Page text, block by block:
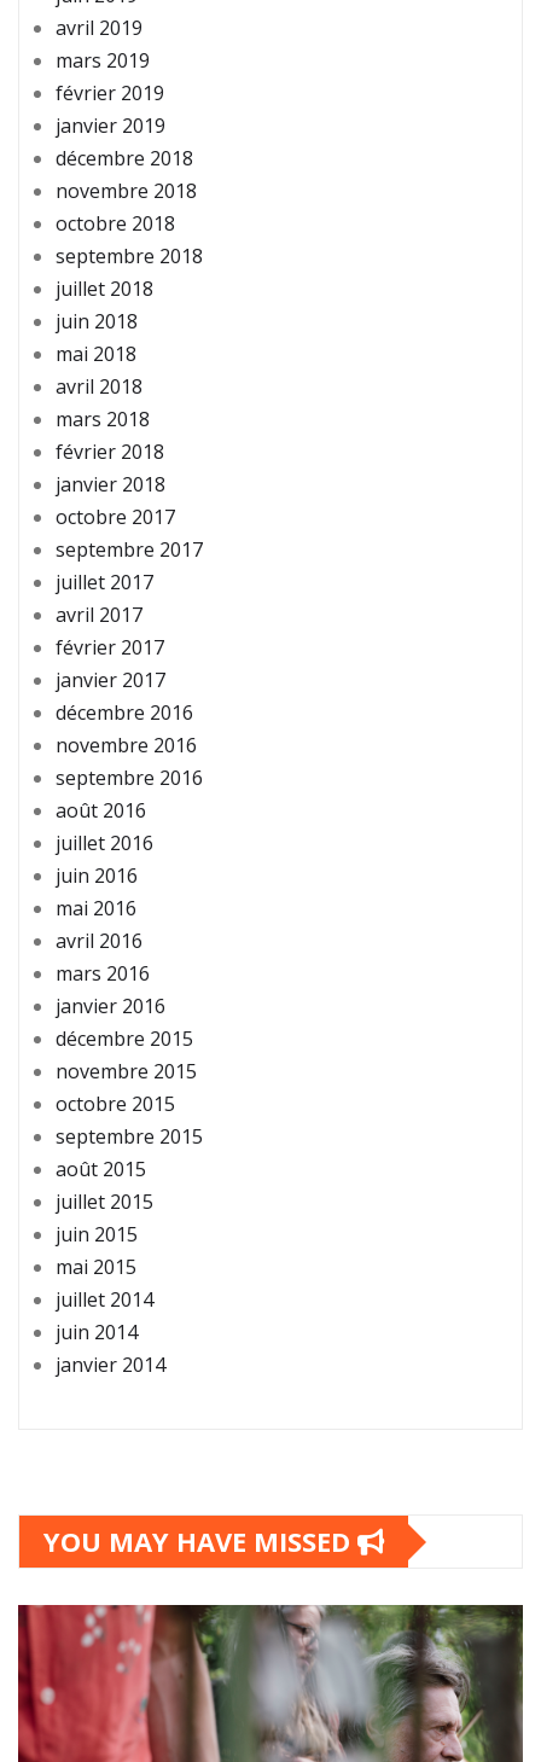
avril 2019
mars 2019
février 2019
janvier 2019
décembre 2018
novembre 2018
octobre 2018
septembre 2018
juillet 2018
juin 2018
mai 2018
avril 2018
mars 2018
février 2018
janvier 2018
octobre 2017
septembre 2017
juillet 2017
avril 2017
février 2017
janvier 2017
décembre 2016
novembre 2016
septembre 2016
août 2016
juillet 2016
juin 2016
mai 2016
avril 2016
mars 2016
janvier 2016
décembre 2015
novembre 2015
octobre 2015
septembre 2015
août 2015
juillet 2015
juin 2015
mai 2015
juillet 2014
juin 2014
janvier 2014
YOU MAY HAVE MISSED